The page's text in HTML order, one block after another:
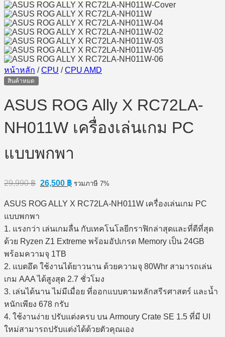
หน้าหลัก / CPU / CPU AMD
สินค้าหมด
ASUS ROG Ally X RC72LA-
NH011W เครื่องเล่นเกม PC
แบบพกพา
29,990฿ Original
price
was:
26,500 ฿Current
price
is:
รวมภาษี 7%
ASUS ROG ALLY X RC72LA-NH011W เครื่องเล่นเกม PC
แบบพกพา
1. แรงกว่า เล่นเกมลื่น กับเทคโนโลยีกราฟิกล่าสุดและที่ดีที่สุด
ด้วย Ryzen Z1 Extreme พร้อมอัปเกรด Memory เป็น 24GB
พร้อมความจุ 1TB
2. แบตอึด ใช้งานได้ยาวนาน ด้วยความจุ 80Whr สามารถเล่น
เกม AAA ได้สูงสุด 2.7 ชั่วโมง
3. เล่นได้นาน ไม่มีเมื่อย ที่ออกแบบตามหลักสรีรศาสตร์ และน้ำ
หนักเพียง 678 กรับ
4. ใช้งานง่าย ปรับแต่งครบ บน Armoury Crate SE 1.5 ที่มี UI
ใหม่สามารถปรับแต่งได้ด้วยตัวคุณเอง